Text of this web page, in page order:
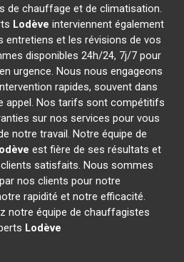
de chauffage et de climatisation.
Lodève interviennent également
entretiens et les révisions de vos
disponibles 24h/24, 7j/7 pour
urgence. Nous nous engageons
rapides, souvent dans
appel. Nos tarifs sont compétitifs
sur nos services pour vous
notre travail. Notre équipe de
est fière de ses résultats et
satisfaits. Nous sommes
nos clients pour notre
rapidité et notre efficacité.
notre équipe de chauffagistes
Lodève